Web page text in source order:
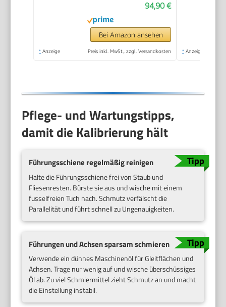
15mm Mindest.
Schnittbreite 25mm
Fliesenschneidmaschine
inkl. Extra Schneidrad
94,90 €
Bei Amazon ansehen
* Anzeige Preis inkl. MwSt., zzgl. Versandkosten * Anzeige
Pflege- und Wartungstipps,
damit die Kalibrierung hält
Führungsschiene regelmäßig reinigen
Halte die Führungsschiene frei von Staub und
Fliesenresten. Bürste sie aus und wische mit einem
fusselfreien Tuch nach. Schmutz verfälscht die
Parallelität und führt schnell zu Ungenauigkeiten.
Führungen und Achsen sparsam schmieren
Verwende ein dünnes Maschinenöl für Gleitflächen und
Achsen. Trage nur wenig auf und wische überschüssiges
Öl ab. Zu viel Schmiermittel zieht Schmutz an und macht
die Einstellung instabil.